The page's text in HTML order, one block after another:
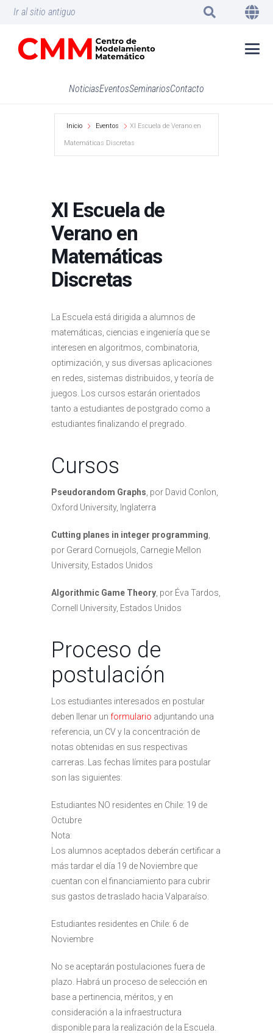
Ir al sitio antiguo
NoticiasEventosSeminariosContacto
Inicio Eventos XI Escuela de Verano en
Matemáticas Discretas
XI Escuela de
Verano en
Matemáticas
Discretas
La Escuela está dirigida a alumnos de
matemáticas, ciencias e ingeniería que se
interesen en algoritmos, combinatoria,
optimización, y sus diversas aplicaciones
en redes, sistemas distribuidos, y teoría de
juegos. Los cursos estarán orientados
tanto a estudiantes de postgrado como a
estudiantes finalizando el pregrado.
Cursos
Pseudorandom Graphs , por David Conlon,
Oxford University, Inglaterra
Cutting planes in integer programming
por Gerard Cornuejols, Carnegie Mellon
University, Estados Unidos
Algorithmic Game Theory , por Éva Tardos,
Cornell University, Estados Unidos
Proceso de
postulación
Los estudiantes interesados en postular
deben llenar un formulario adjuntando una
referencia, un CV y la concentración de
notas obtenidas en sus respectivas
carreras. Las fechas límites para postular
son las siguientes:
Estudiantes NO residentes en Chile: 19 de
Octubre
Nota:
Los alumnos aceptados deberán certificar a
más tardar el día 19 de Noviembre que
cuentan con el financiamiento para cubrir
sus gastos de traslado hacia Valparaíso.
Estudiantes residentes en Chile: 6 de
Noviembre
No se aceptarán postulaciones fuera de
plazo. Habrá un proceso de selección en
base a pertinencia, méritos, y en
consideración a la infraestructura
disponible para la realización de la Escuela.